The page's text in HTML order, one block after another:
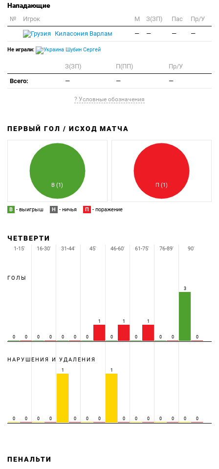
Нападающие
№ Игрок M З(ЗП) Пас
Пр/У
Киласония Варлам
— — — —
Не играли: Шубин Сергей
З(ЗП) П(ПП)
Пр/У
Всего:
— — —
? Условные обозначения
ПЕРВЫЙ ГОЛ / ИСХОД МАТЧА
В (1) П (1)
В - выигрыш Н - ничья П - поражение
ЧЕТВЕРТИ
ГОЛЫ
0 0 0 0 0 0 0
1
0
1
0
1
0 0
3
0
НАРУШЕНИЯ И УДАЛЕНИЯ
0 0 0 0
1
0 0 0
1
0 0 0 0 0 0 0
1-15' 16-30' 31-44' 45' 46-60' 61-75' 76-89' 90'
ПЕНАЛЬТИ